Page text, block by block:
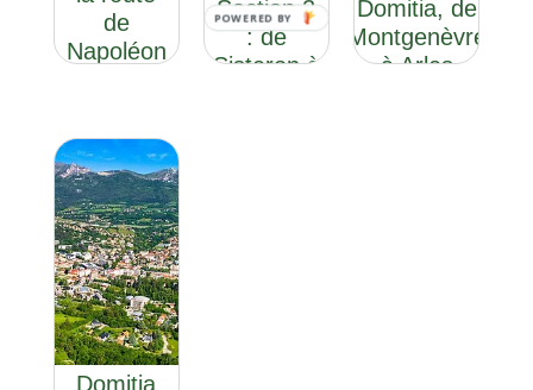
de
Napoléon
Section 2
: de
Sisteron à
Domitia, de
Montgenèvre
à Arles
GR®653D :
la Via
Domitia
POWERED BY